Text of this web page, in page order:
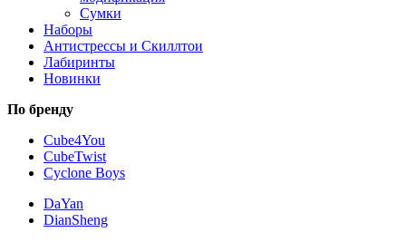
Сумки
Наборы
Антистрессы и Скиллтои
Лабиринты
Новинки
По бренду
Cube4You
CubeTwist
Cyclone Boys
DaYan
DianSheng